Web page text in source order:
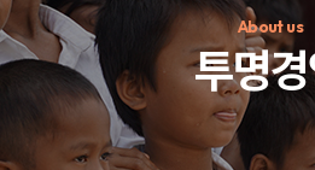
인기 키워드
#정기후원
#하트플레이스#캠페
About us
투명